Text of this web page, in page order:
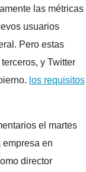
las métricas
usuarios
Pero estas
y Twitter
los requisitos
el martes
empresa en
director